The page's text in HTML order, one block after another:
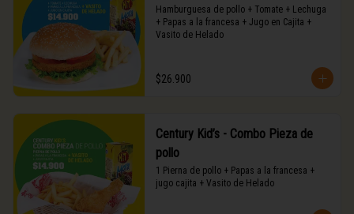
Hamburguesa de pollo + Tomate + Lechuga
+ Papas a la francesa + Jugo en Cajita +
Vasito de Helado
$26.900
Century Kid’s - Combo Pieza de
pollo
1 Pierna de pollo + Papas a la francesa +
jugo cajita + Vasito de Helado